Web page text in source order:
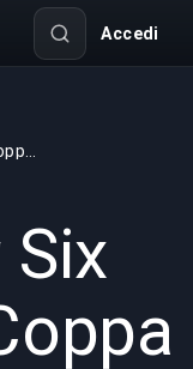
Accedi